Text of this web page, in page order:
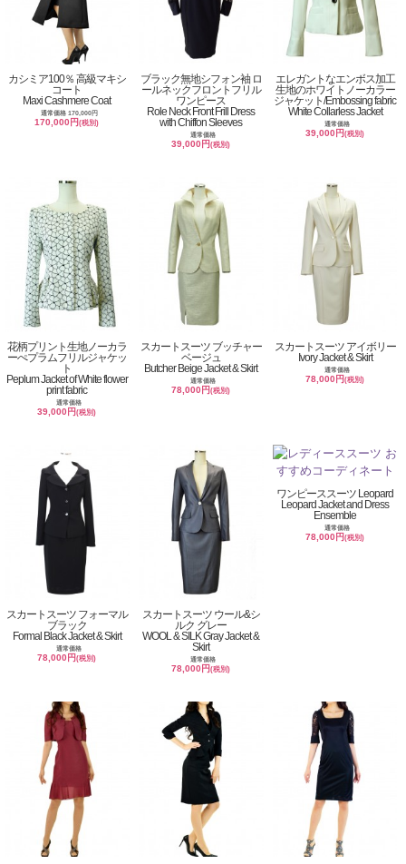
カシミア100％ 高級マキシ
コート
Maxi Cashmere Coat
通常価格 170,000円
170,000円(税別)
ブラック無地シフォン袖 ロ
ールネックフロントフリル
ワンピース
Role Neck Front Frill Dress
with Chiffon Sleeves
通常価格
39,000円(税別)
エレガントなエンボス加工
生地のホワイトノーカラー
ジャケット/Embossing fabric
White Collarless Jacket
通常価格
39,000円(税別)
花柄プリント生地ノーカラ
ーぺプラムフリルジャケッ
ト
Peplum Jacket of White flower
print fabric
通常価格
39,000円(税別)
スカートスーツ ブッチャー
ベージュ
Butcher Beige Jacket & Skirt
通常価格
78,000円(税別)
スカートスーツ アイボリー
Ivory Jacket & Skirt
通常価格
78,000円(税別)
スカートスーツ フォーマル
ブラック
Formal Black Jacket & Skirt
通常価格
78,000円(税別)
スカートスーツ ウール&シ
ルク グレー
WOOL & SILK Gray Jacket &
Skirt
通常価格
78,000円(税別)
ワンピーススーツ Leopard
Leopard Jacket and Dress
Ensemble
通常価格
78,000円(税別)